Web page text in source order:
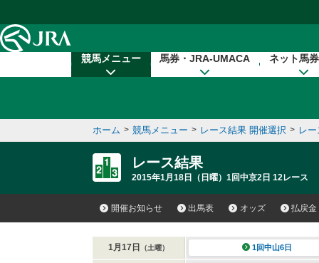
競馬メニュー 馬券・JRA-UMACA ネット馬
ホーム > 競馬メニュー > レース結果 開催選択 > レ
レース結果
2015年1月18日（日曜）1回中京2日 12レース
開催お知らせ 出馬表 オッズ 払戻金
1月17日 （土曜） 1回中山6日